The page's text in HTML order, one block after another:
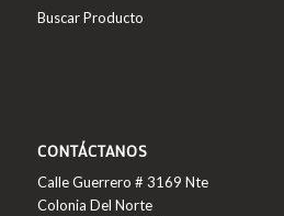
Buscar Producto
CONTÁCTANOS
Calle Guerrero # 3169 Nte
Colonia Del Norte